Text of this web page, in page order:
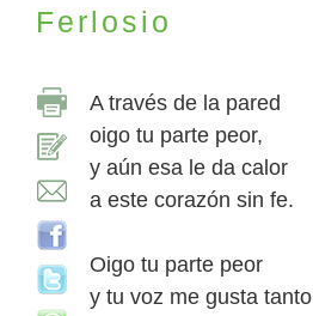
Ferlosio
A través de la pared
oigo tu parte peor,
y aún esa le da calor
a este corazón sin fe.
Oigo tu parte peor
y tu voz me gusta tanto